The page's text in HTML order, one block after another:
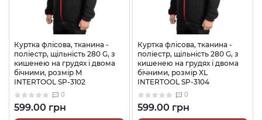
Куртка флісова, тканина -
поліестр, щільність 280 G, з
кишенею на грудях і двома
бічними, розмір M
INTERTOOL SP-3102
0
599.00 грн
Куртка флісова, тканина -
поліестр, щільність 280 G, з
кишенею на грудях і двома
бічними, розмір XL
INTERTOOL SP-3104
0
599.00 грн